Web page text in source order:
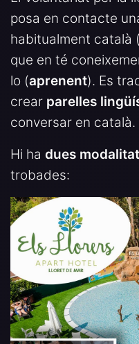
posa en contacte
habitualment català (
que en té
lo (aprenent). Es
crear parelles
conversar en català.
Hi ha dues
trobades: